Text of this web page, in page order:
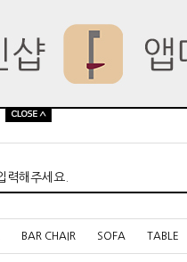
BAR CHAIR SOFA TABLE